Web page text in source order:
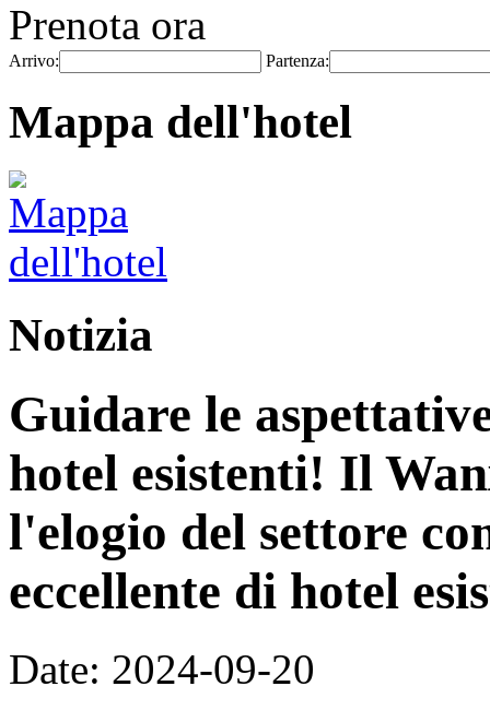
Prenota ora
Arrivo: Partenza:
Mappa dell'hotel
Notizia
Guidare le
hotel esistenti! Il
l'elogio del settore
eccellente di hotel
Date: 2024-09-20